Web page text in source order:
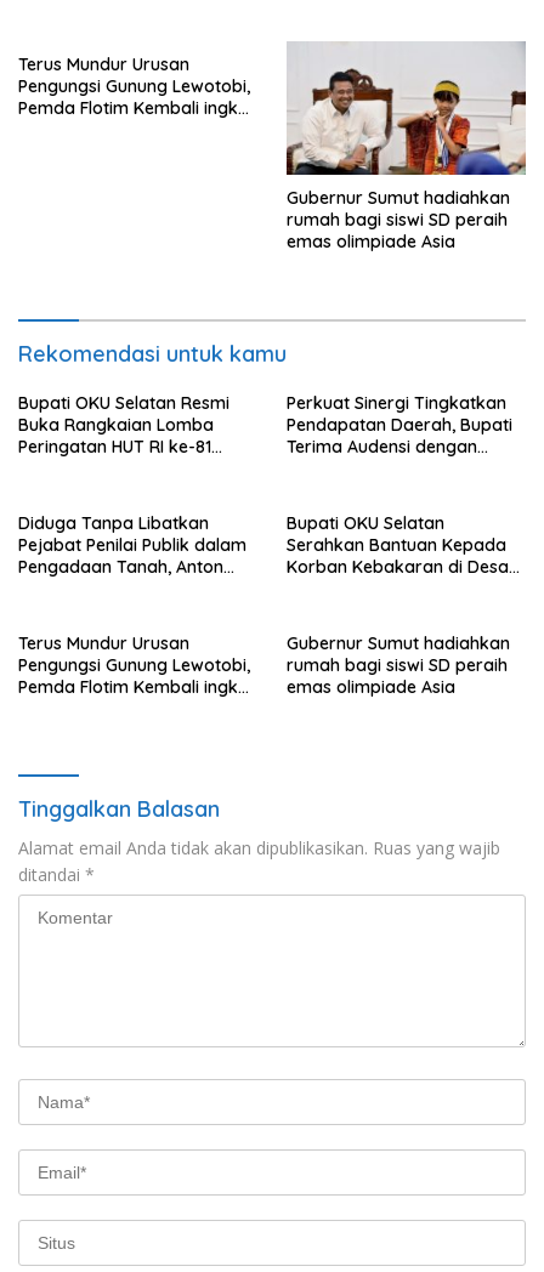
Terus Mundur Urusan
Pengungsi Gunung Lewotobi,
Pemda Flotim Kembali ingkar
Gubernur Sumut hadiahkan
rumah bagi siswi SD peraih
emas olimpiade Asia
Rekomendasi untuk kamu
Bupati OKU Selatan Resmi
Buka Rangkaian Lomba
Peringatan HUT RI ke-81
Perkuat Sinergi Tingkatkan
Pendapatan Daerah, Bupati
Terima Audensi dengan
Diduga Tanpa Libatkan
Pejabat Penilai Publik dalam
Pengadaan Tanah, Anton
Bupati OKU Selatan
Serahkan Bantuan Kepada
Korban Kebakaran di Desa
Terus Mundur Urusan
Pengungsi Gunung Lewotobi,
Pemda Flotim Kembali ingkar
Gubernur Sumut hadiahkan
rumah bagi siswi SD peraih
emas olimpiade Asia
Tinggalkan Balasan
Alamat email Anda tidak akan dipublikasikan. Ruas yang wajib
ditandai *